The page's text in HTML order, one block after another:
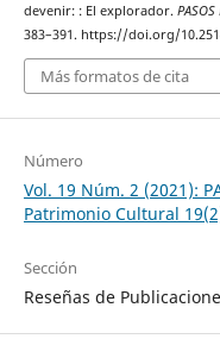
devenir: : El explorador.
383–391. https://doi.org/
Más formatos de cita
Número
Vol. 19 Núm. 2 (2021):
Patrimonio Cultural
Sección
Reseñas de